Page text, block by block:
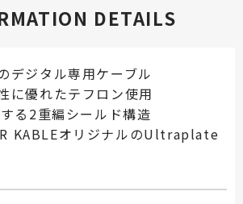
DETAILS
デジタル専用ケーブル
に優れたテフロン使用
る2重編シールド構造
KABLEオリジナルのUltraplate